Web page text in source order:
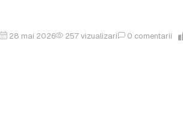
28 mai 2026 257vizualizari 0 comentarii